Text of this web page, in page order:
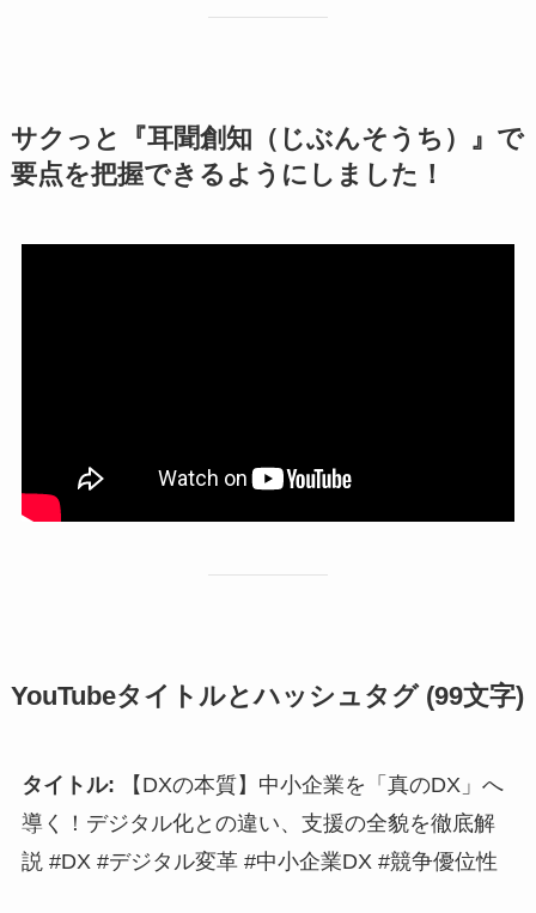
サクっと『耳聞創知（じぶんそうち）』で
要点を把握できるようにしました！
YouTubeタイトルとハッシュタグ (99文字)
タイトル: 【DXの本質】中小企業を「真のDX」へ
導く！デジタル化との違い、支援の全貌を徹底解
説 #DX #デジタル変革 #中小企業DX #競争優位性